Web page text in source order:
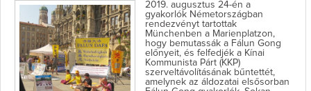
2019. augusztus 24-én a
gyakorlók Németországban
rendezvényt tartottak
Münchenben a Marienplatzon,
hogy bemutassák a Fálun Gong
előnyeit, és felfedjék a Kínai
Kommunista Párt (KKP)
szerveltávolításának bűntettét,
amelynek az áldozatai elsősorban